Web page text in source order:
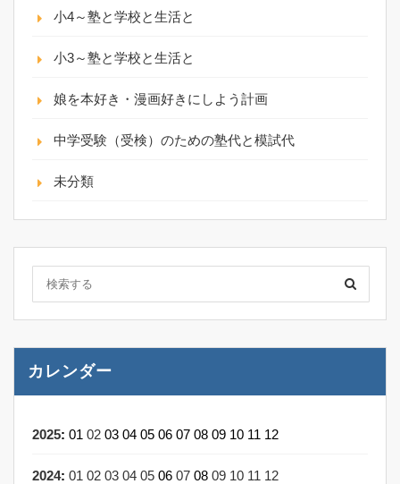
小4～塾と学校と生活と
小3～塾と学校と生活と
娘を本好き・漫画好きにしよう計画
中学受験（受検）のための塾代と模試代
未分類
カレンダー
2025: 01 02 03 04 05 06 07 08 09 10 11 12
2024: 01 02 03 04 05 06 07 08 09 10 11 12